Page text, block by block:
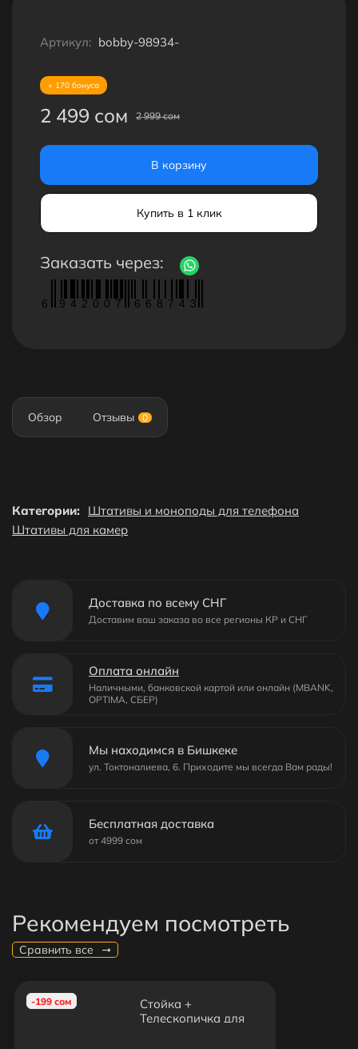
Артикул: bobby-98934-
+ 170 бонуса
2 499 сом 2 999 сом
В корзину
Купить в 1 клик
Заказать через:
6 9 4 2 0 0 7 6 6 8 7 4 3
Обзор Отзывы 0
Категории: Штативы и моноподы для телефона
Штативы для камер
Доставка по всему СНГ
Доставим ваш заказа во все регионы КР и СНГ
Оплата онлайн
Наличными, банковской картой или онлайн (MBANK,
OPTIMA, СБЕР)
Мы находимся в Бишкеке
ул. Токтоналиева, 6. Приходите мы всегда Вам рады!
Бесплатная доставка
от 4999 сом
Рекомендуем посмотреть
Сравнить все
-199 сом
Стойка +
Телескопичка для